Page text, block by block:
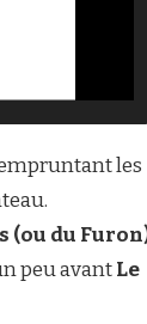
les
(ou du
peu avantLe